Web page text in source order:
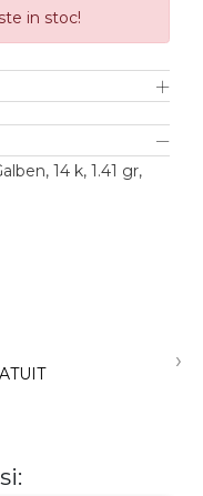
in stoc!
14 k, 1.41 gr,
›